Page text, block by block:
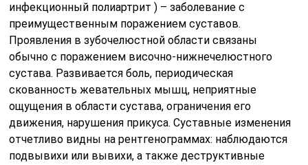
инфекционный полиартрит ) – заболевание с
преимущественным поражением суставов.
Проявления в зубочелюстной области связаны
обычно с поражением височно-нижнечелюстного
сустава. Развивается боль, периодическая
скованность жевательных мышц, неприятные
ощущения в области сустава, ограничения его
движения, нарушения прикуса. Суставные изменения
отчетливо видны на рентгенограммах: наблюдаются
подвывихи или вывихи, а также деструктивные